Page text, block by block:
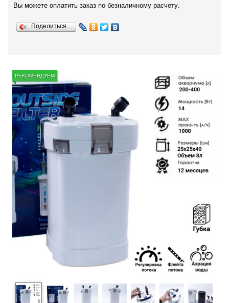
Вы можете оплатить заказ по безналичному расчету.
Поделиться…
РЕКОМЕНДУЕМ